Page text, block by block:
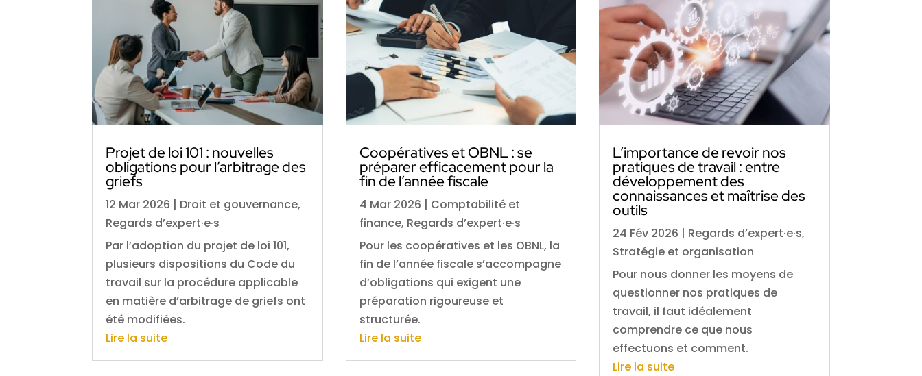
Projet de loi 101 : nouvelles
obligations pour l’arbitrage des
griefs
12 Mar 2026 | Droit et gouvernance,
Regards d’expert·e·s
Par l’adoption du projet de loi 101,
plusieurs dispositions du Code du
travail sur la procédure applicable
en matière d’arbitrage de griefs ont
été modifiées.
Lire la suite
Coopératives et OBNL : se
préparer efficacement pour la
fin de l’année fiscale
4 Mar 2026 | Comptabilité et
finance, Regards d’expert·e·s
Pour les coopératives et les OBNL, la
fin de l’année fiscale s’accompagne
d’obligations qui exigent une
préparation rigoureuse et
structurée.
Lire la suite
L’importance de revoir nos
pratiques de travail : entre
développement des
connaissances et maîtrise des
outils
24 Fév 2026 | Regards d’expert·e·s,
Stratégie et organisation
Pour nous donner les moyens de
questionner nos pratiques de
travail, il faut idéalement
comprendre ce que nous
effectuons et comment.
Lire la suite